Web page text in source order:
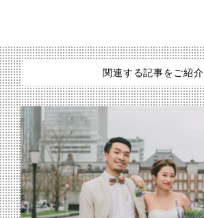
関連する記事をご紹介